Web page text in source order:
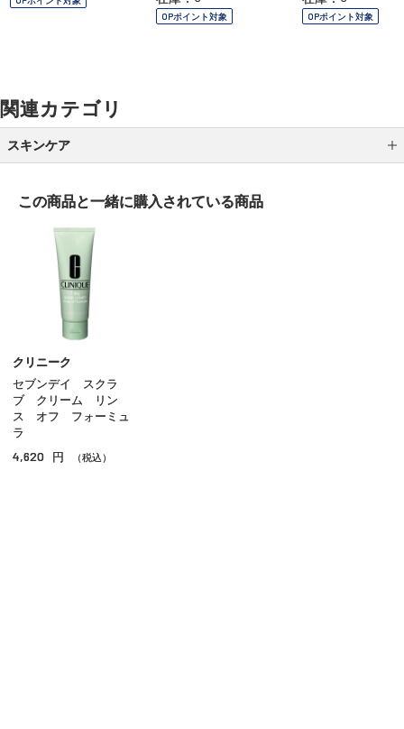
OPポイント対象 OPポイント対象
関連カテゴリ
スキンケア
美容液
オイル
アイケア
リップケア
この商品と一緒に購入されている商品
クリニーク
セブンデイ スクラ
ブ クリーム リン
ス オフ フォーミュ
ラ
4,620 円 （税込）